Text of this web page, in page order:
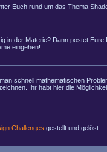
Euch rund um das Thema
in der Materie? Dann postet Eure
eingehen!
schnell mathematischen
Ihr habt hier die
Challenges gestellt und gelöst.